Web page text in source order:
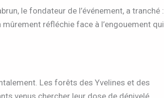
le fondateur de l’événement, a tranché :
réfléchie face à l’engouement qui
Les forêts des Yvelines et des
venus chercher leur dose de dénivelé